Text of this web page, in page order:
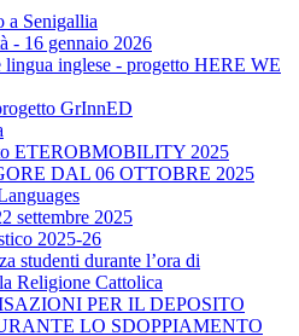
a Senigallia
- 16 gennaio 2026
lingua inglese - progetto HERE WE
GrInnED
ETEROBMOBILITY 2025
DAL 06 OTTOBRE 2025
settembre 2025
2025-26
studenti durante l’ora di
Religione Cattolica
PER IL DEPOSITO
LO SDOPPIAMENTO